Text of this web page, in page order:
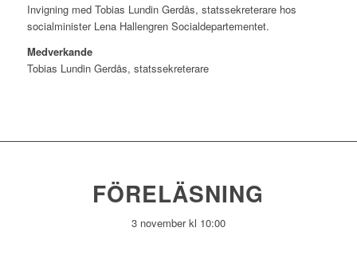
Invigning med Tobias Lundin Gerdås, statssekreterare hos
socialminister Lena Hallengren Socialdepartementet.
Medverkande
Tobias Lundin Gerdås, statssekreterare
FÖRELÄSNING
3 november kl 10:00